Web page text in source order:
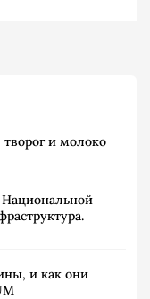
и молоко
и как они